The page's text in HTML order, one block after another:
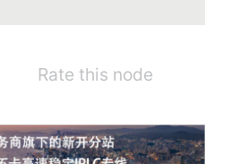
Rate this node